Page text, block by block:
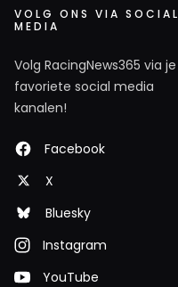
VOLG ONS VIA SOCIAL
MEDIA
Volg RacingNews365 via je
favoriete social media
kanalen!
Facebook
X
Bluesky
Instagram
YouTube